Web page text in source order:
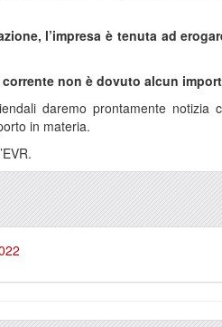
l’impresa è tenuta ad
corrente non è dovuto alcun
daremo prontamente notizia
in materia.